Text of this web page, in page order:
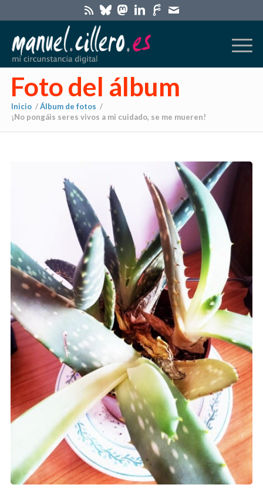
Foto del álbum
Inicio /Álbum de fotos /
¡No pongáis seres vivos a mi cuidado, se me mueren!